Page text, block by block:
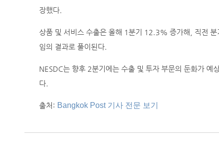
장했다.
상품 및 서비스 수출은 올해 1분기 12.3% 증가해, 직전
임의 결과로 풀이된다.
NESDC는 향후 2분기에는 수출 및 투자 부문의 둔화가 예
다.
출처: Bangkok Post 기사 전문 보기